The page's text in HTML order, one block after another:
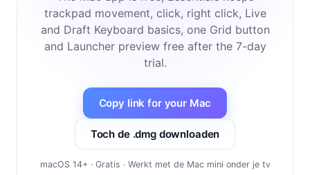
trackpad movement, click, right click, Live
and Draft Keyboard basics, one Grid button
and Launcher preview free after the 7-day
trial.
Copy link for your Mac
Toch de .dmg downloaden
macOS 14+ · Gratis · Werkt met de Mac mini onder je tv